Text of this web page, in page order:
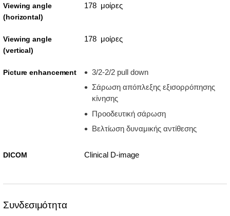
Viewing angle
(horizontal)
178 μοίρες
Viewing angle
(vertical)
178 μοίρες
Picture enhancement
3/2-2/2 pull down
Σάρωση απόπλεξης εξισορρόπησης
κίνησης
Προοδευτική σάρωση
Βελτίωση δυναμικής αντίθεσης
DICOM Clinical D-image
Συνδεσιμότητα